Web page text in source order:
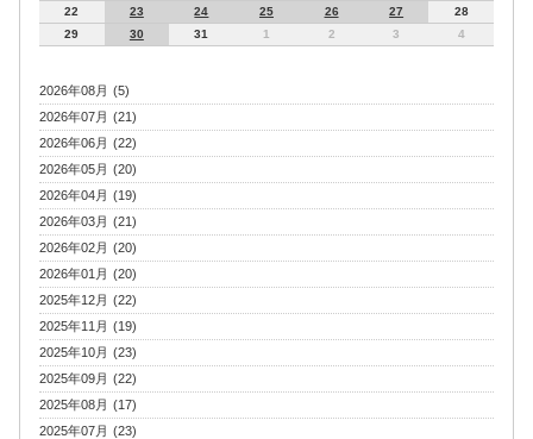
22
23 24 25 26 27
28
29
30 31 1 2 3 4
2026年08月 (5)
2026年07月 (21)
2026年06月 (22)
2026年05月 (20)
2026年04月 (19)
2026年03月 (21)
2026年02月 (20)
2026年01月 (20)
2025年12月 (22)
2025年11月 (19)
2025年10月 (23)
2025年09月 (22)
2025年08月 (17)
2025年07月 (23)